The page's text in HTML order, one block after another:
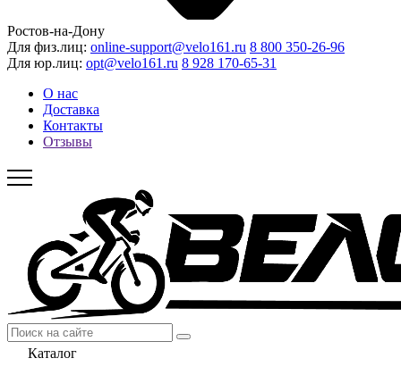
Ростов-на-Дону
Для физ.лиц: online-support@velo161.ru 8 800 350-26-96
Для юр.лиц: opt@velo161.ru 8 928 170-65-31
О нас
Доставка
Контакты
Отзывы
Каталог